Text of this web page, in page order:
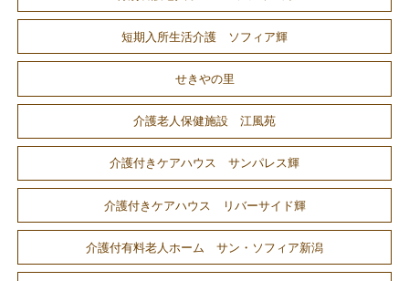
短期入所生活介護 ソフィア輝
せきやの里
介護老人保健施設 江風苑
介護付きケアハウス サンパレス輝
介護付きケアハウス リバーサイド輝
介護付有料老人ホーム サン・ソフィア新潟